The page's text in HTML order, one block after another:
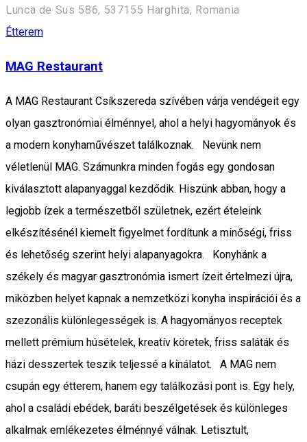
Lunca de Sus 586, 537155 Harghita, Romania
Étterem
MAG Restaurant
A MAG Restaurant Csíkszereda szívében várja vendégeit egy
olyan gasztronómiai élménnyel, ahol a helyi hagyományok és
a modern konyhaművészet találkoznak. Nevünk nem
véletlenül MAG. Számunkra minden fogás egy gondosan
kiválasztott alapanyaggal kezdődik. Hiszünk abban, hogy a
legjobb ízek a természetből születnek, ezért ételeink
elkészítésénél kiemelt figyelmet fordítunk a minőségi, friss
és lehetőség szerint helyi alapanyagokra. Konyhánk a
székely és magyar gasztronómia ismert ízeit értelmezi újra,
miközben helyet kapnak a nemzetközi konyha inspirációi és a
szezonális különlegességek is. A hagyományos receptek
mellett prémium húsételek, kreatív köretek, friss saláták és
házi desszertek teszik teljessé a kínálatot. A MAG nem
csupán egy étterem, hanem egy találkozási pont is. Egy hely,
ahol a családi ebédek, baráti beszélgetések és különleges
alkalmak emlékezetes élménnyé válnak. Letisztult,